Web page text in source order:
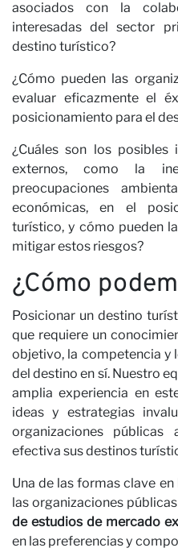
asociados con la
interesadas del sector
destino turístico?
¿Cómo pueden las
evaluar eficazmente el
posicionamiento para el
¿Cuáles son los
externos, como la
preocupaciones
económicas, en el
turístico, y cómo pueden
mitigar estos riesgos?
¿Cómo
Posicionar un destino
que requiere un
objetivo, la competencia y
del destino en sí. Nuestro
amplia experiencia en
ideas y estrategias
organizaciones
efectiva sus destinos
Una de las formas clave
las organizaciones
de estudios de mercado
en las preferencias y